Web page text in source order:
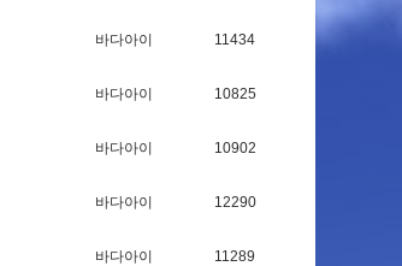
바다아이 11434
바다아이 10825
바다아이 10902
바다아이 12290
바다아이 11289